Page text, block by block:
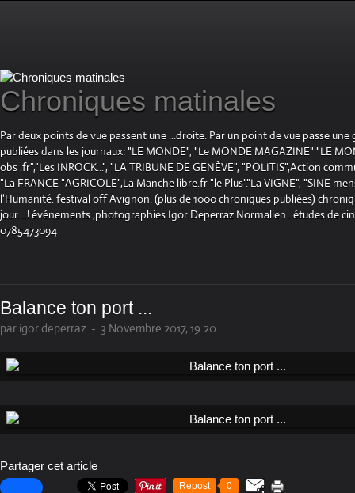
Chroniques matinales
Par deux points de vue passent une ...droite. Par un point de vue passe
publiées dans les journaux: "LE MONDE", "Le MONDE MAGAZINE" "LE
obs .fr","Les INROCK...", "LA TRIBUNE DE GENÈVE", "POLITIS",Action
"La FRANCE "AGRICOLE",La Manche libre.fr "le Plus"."La VIGNE", "SINE
l'Humanité. festival off Avignon. (plus de 1000 chroniques publiées)
jour....! événements ,photographies Igor Deperraz Normalien . études de
0785473094
Balance ton port ...
par igor deperraz - 3 Novembre 2017, 19:20
Partager cet article
Repost 0